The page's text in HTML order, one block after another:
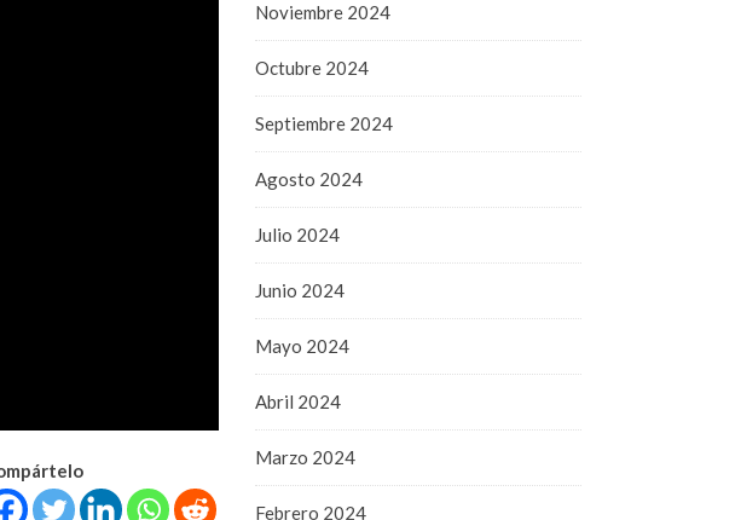
Noviembre 2024
Octubre 2024
Septiembre 2024
Agosto 2024
Julio 2024
Junio 2024
Mayo 2024
Abril 2024
Marzo 2024
Febrero 2024